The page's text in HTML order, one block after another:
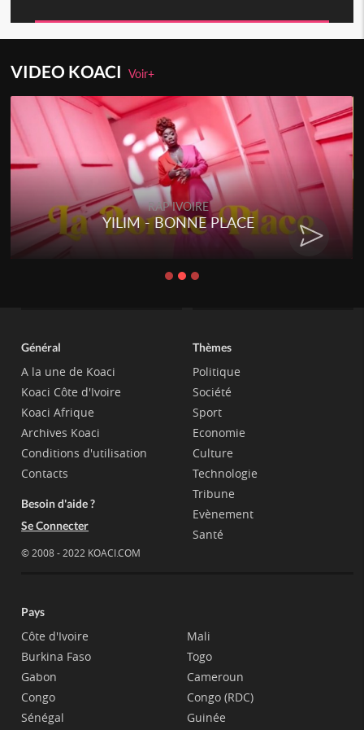
VIDEO KOACIVoir+
RAP IVOIRE
YILIM - BONNE PLACE
Général
A la une de Koaci
Koaci Côte d'Ivoire
Koaci Afrique
Archives Koaci
Conditions d'utilisation
Contacts
Besoin d'aide ?
Se Connecter
© 2008 - 2022 KOACI.COM
Thèmes
Politique
Société
Sport
Economie
Culture
Technologie
Tribune
Evènement
Santé
Pays
Côte d'Ivoire
Burkina Faso
Gabon
Congo
Sénégal
Mali
Togo
Cameroun
Congo (RDC)
Guinée